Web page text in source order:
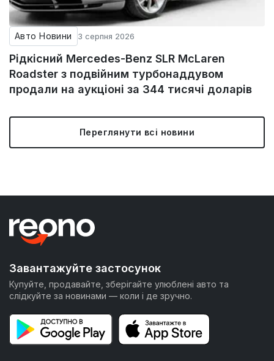
Авто Новини 3 серпня 2026
Рідкісний Mercedes-Benz SLR McLaren
Roadster з подвійним турбонаддувом
продали на аукціоні за 344 тисячі доларів
Переглянути всі новини
Завантажуйте застосунок
Купуйте, продавайте, зберігайте улюблені авто та
слідкуйте за новинами — коли і де зручно.